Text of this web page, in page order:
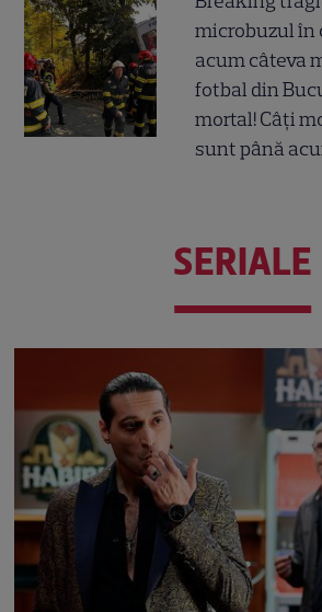
microbuzul în
acum câteva
fotbal din
mortal! Câți
sunt până
SERIALE